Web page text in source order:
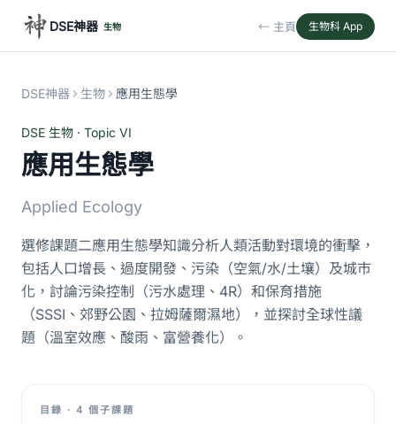
DSE神器 生物 ← 主頁 生物科 App
DSE神器 生物 應用生態學
DSE 生物 · Topic VI
應用生態學
Applied Ecology
選修課題二應用生態學知識分析人類活動對環境的衝擊，
包括人口增長、過度開發、污染（空氣/水/土壤）及城市
化，討論污染控制（污水處理、4R）和保育措施
（SSSI、郊野公園、拉姆薩爾濕地），並探討全球性議
題（溫室效應、酸雨、富營養化）。
目錄 · 4 個子課題